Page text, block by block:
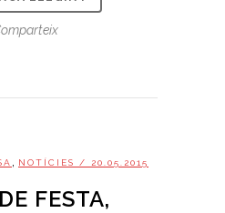
NOTÍCIES / 20.05.2015
FESTA,